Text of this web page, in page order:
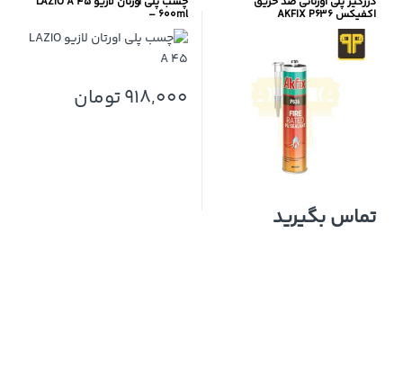
اکفیکس AKFIX P636
تماس بگیرید
– 600ml
918,000تومان